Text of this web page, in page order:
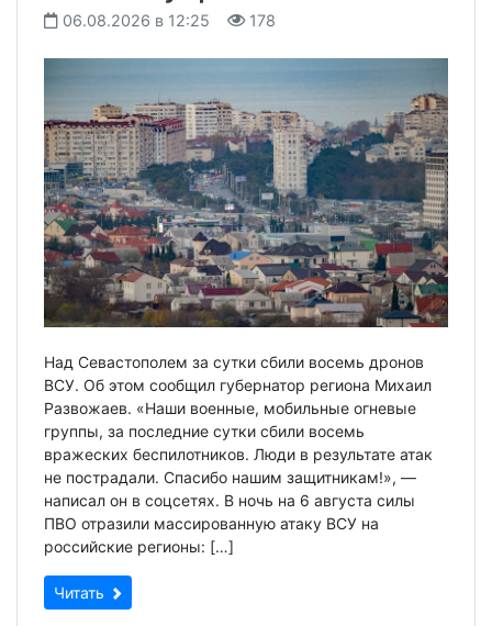
06.08.2026 в 12:25 178
Над Севастополем за сутки сбили восемь дронов
ВСУ. Об этом сообщил губернатор региона Михаил
Развожаев. «Наши военные, мобильные огневые
группы, за последние сутки сбили восемь
вражеских беспилотников. Люди в результате атак
не пострадали. Спасибо нашим защитникам!», —
написал он в соцсетях. В ночь на 6 августа силы
ПВО отразили массированную атаку ВСУ на
российские регионы: […]
Читать